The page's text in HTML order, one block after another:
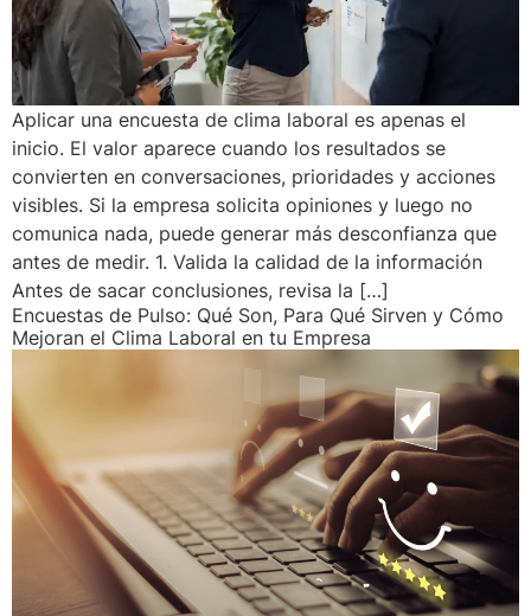
Aplicar una encuesta de clima laboral es apenas el
inicio. El valor aparece cuando los resultados se
convierten en conversaciones, prioridades y acciones
visibles. Si la empresa solicita opiniones y luego no
comunica nada, puede generar más desconfianza que
antes de medir. 1. Valida la calidad de la información
Antes de sacar conclusiones, revisa la […]
Encuestas de Pulso: Qué Son, Para Qué Sirven y Cómo
Mejoran el Clima Laboral en tu Empresa